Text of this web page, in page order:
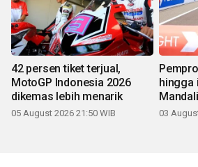
42 persen tiket terjual,
MotoGP Indonesia 2026
dikemas lebih menarik
05 August 2026 21:50 WIB
hingga
03